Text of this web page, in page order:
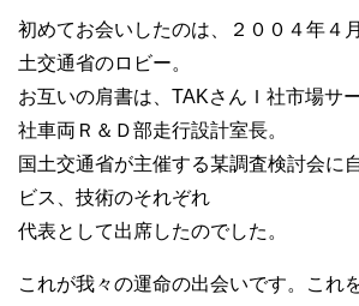
初めてお会いしたのは、２００４年４
土交通省のロビー。
お互いの肩書は、TAKさんＩ社市場サ
社車両Ｒ＆Ｄ部走行設計室長。
国土交通省が主催する某調査検討会に
ビス、技術のそれぞれ
代表として出席したのでした。
これが我々の運命の出会いです。これ